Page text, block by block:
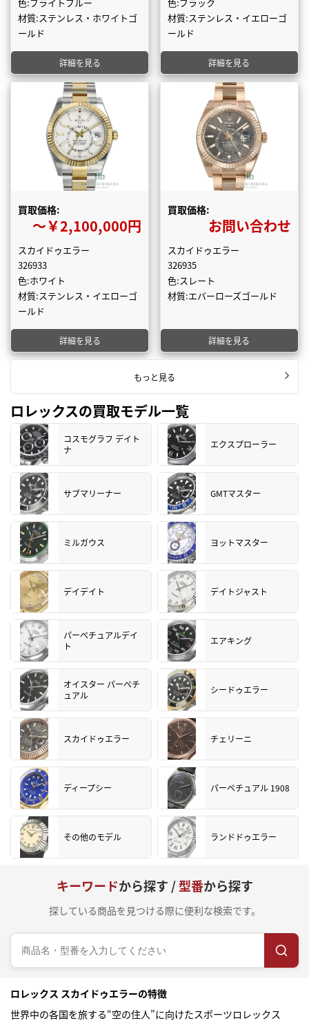
色:ブライトブルー
材質:ステンレス・ホワイトゴ
ールド
詳細を見る
色:ブラック
材質:ステンレス・イエローゴ
ールド
詳細を見る
買取価格:
〜￥2,100,000円
スカイドゥエラー
326933
色:ホワイト
材質:ステンレス・イエローゴ
ールド
詳細を見る
買取価格:
お問い合わせ
スカイドゥエラー
326935
色:スレート
材質:エバーローズゴールド
詳細を見る
もっと見る
ロレックスの買取モデル一覧
コスモグラフ デイト
ナ
エクスプローラー
サブマリーナー GMTマスター
ミルガウス ヨットマスター
デイデイト デイトジャスト
パーペチュアルデイ
ト
エアキング
オイスター パーペチ
ュアル
シードゥエラー
スカイドゥエラー チェリーニ
ディープシー パーペチュアル 1908
その他のモデル ランドドゥエラー
キーワードから探す /型番から探す
探している商品を見つける際に便利な検索です。
ロレックス スカイドゥエラーの特徴
世界中の各国を旅する“空の住人”に向けたスポーツロレックス